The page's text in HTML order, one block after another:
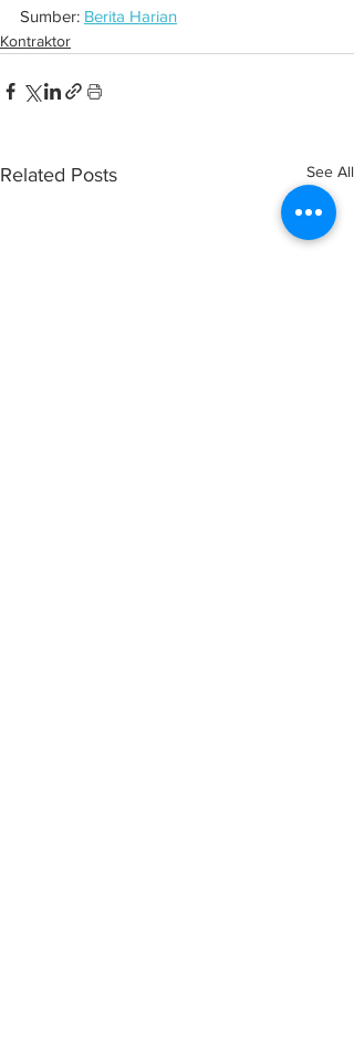
Sumber: Berita Harian
Kontraktor
Related Posts See All